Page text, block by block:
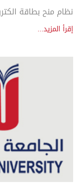
نظام منح بطاقة
إقرأ المزيد...